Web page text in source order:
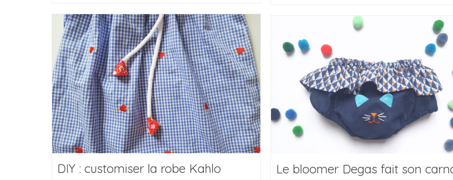
DIY : customiser la robe Kahlo
Le bloomer Degas fait son